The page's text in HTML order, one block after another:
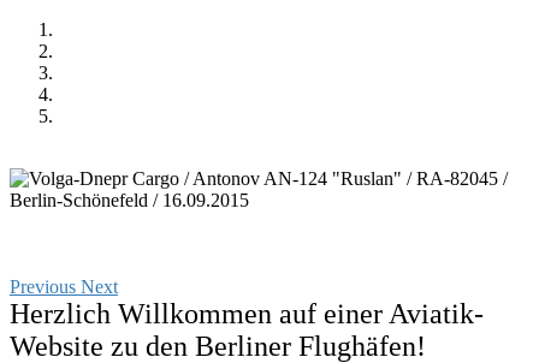
Previous Next
Herzlich Willkommen auf einer Aviatik-
Website zu den Berliner Flughäfen!